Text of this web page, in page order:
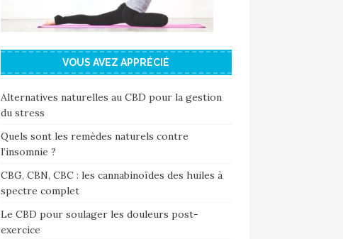
VOUS AVEZ APPRÉCIÉ
Alternatives naturelles au CBD pour la gestion
du stress
Quels sont les remèdes naturels contre
l’insomnie ?
CBG, CBN, CBC : les cannabinoïdes des huiles à
spectre complet
Le CBD pour soulager les douleurs post-
exercice